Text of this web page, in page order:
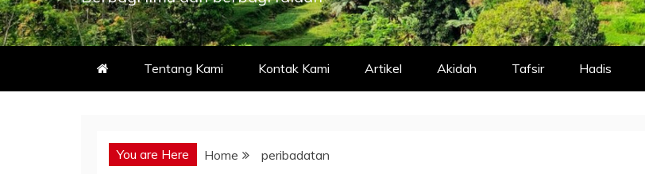
Tentang Kami Kontak Kami Artikel Akidah Tafsir Hadis
You are Here Home peribadatan